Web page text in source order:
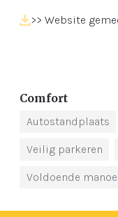
>> Website
Comfort
Autostandplaats
Veilig parkeren
Voldoende